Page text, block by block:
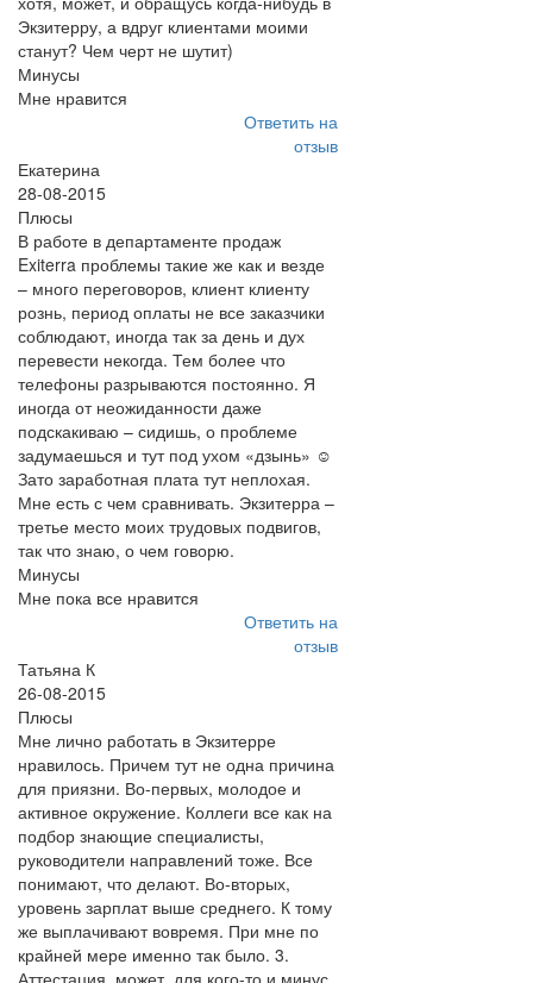
Экзитерру, а вдруг клиентами моими
станут? Чем черт не шутит)
Минусы
Мне нравится
Ответить на
отзыв
Екатерина
28-08-2015
Плюсы
В работе в департаменте продаж
Exiterra проблемы такие же как и везде
– много переговоров, клиент клиенту
рознь, период оплаты не все заказчики
соблюдают, иногда так за день и дух
перевести некогда. Тем более что
телефоны разрываются постоянно. Я
иногда от неожиданности даже
подскакиваю – сидишь, о проблеме
задумаешься и тут под ухом «дзынь» ☺
Зато заработная плата тут неплохая.
Мне есть с чем сравнивать. Экзитерра –
третье место моих трудовых подвигов,
так что знаю, о чем говорю.
Минусы
Мне пока все нравится
Ответить на
отзыв
Татьяна К
26-08-2015
Плюсы
Мне лично работать в Экзитерре
нравилось. Причем тут не одна причина
для приязни. Во-первых, молодое и
активное окружение. Коллеги все как на
подбор знающие специалисты,
руководители направлений тоже. Все
понимают, что делают. Во-вторых,
уровень зарплат выше среднего. К тому
же выплачивают вовремя. При мне по
крайней мере именно так было. 3.
Аттестация, может, для кого-то и минус,